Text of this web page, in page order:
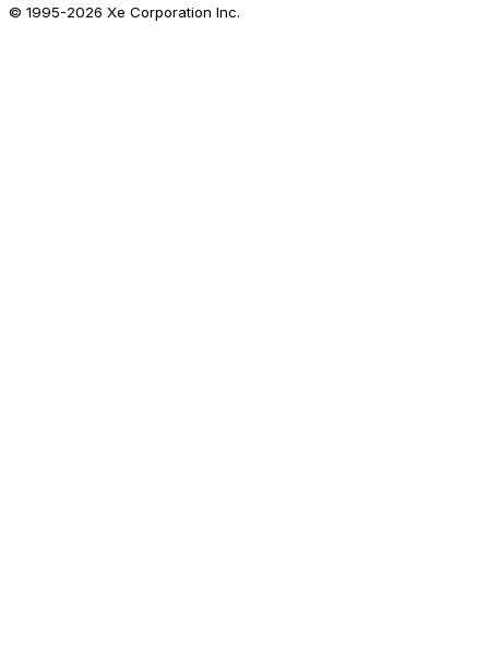
© 1995-2026 Xe Corporation Inc.